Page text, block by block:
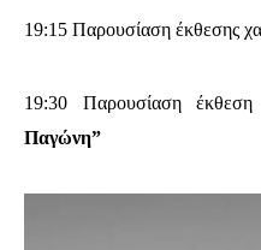
19:15 Παρουσίαση έκθεσης
19:30 Παρουσίαση έκθεση
Παγώνη”